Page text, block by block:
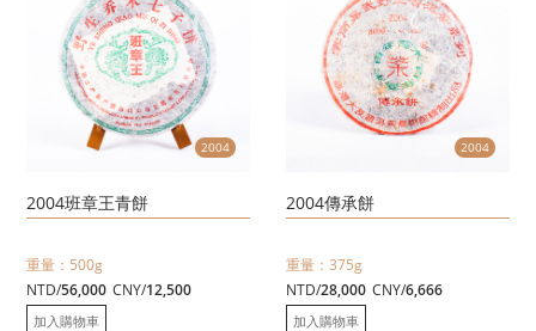
2004
2004班章王青餅
重量：500g
NTD/56,000 CNY/12,500
加入購物車
2004
2004傳承餅
重量：375g
NTD/28,000 CNY/6,666
加入購物車